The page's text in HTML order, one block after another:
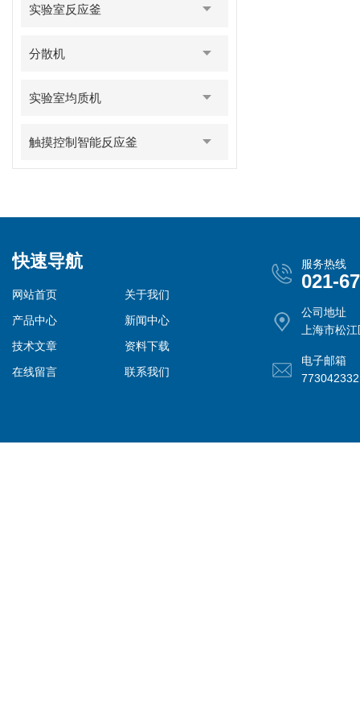
实验室反应釜
分散机
实验室均质机
触摸控制智能反应釜
快速导航
网站首页
关于我们
产品中心
新闻中心
技术文章
资料下载
在线留言
联系我们
服务热线
021-
公司地址
上海市松
电子邮箱